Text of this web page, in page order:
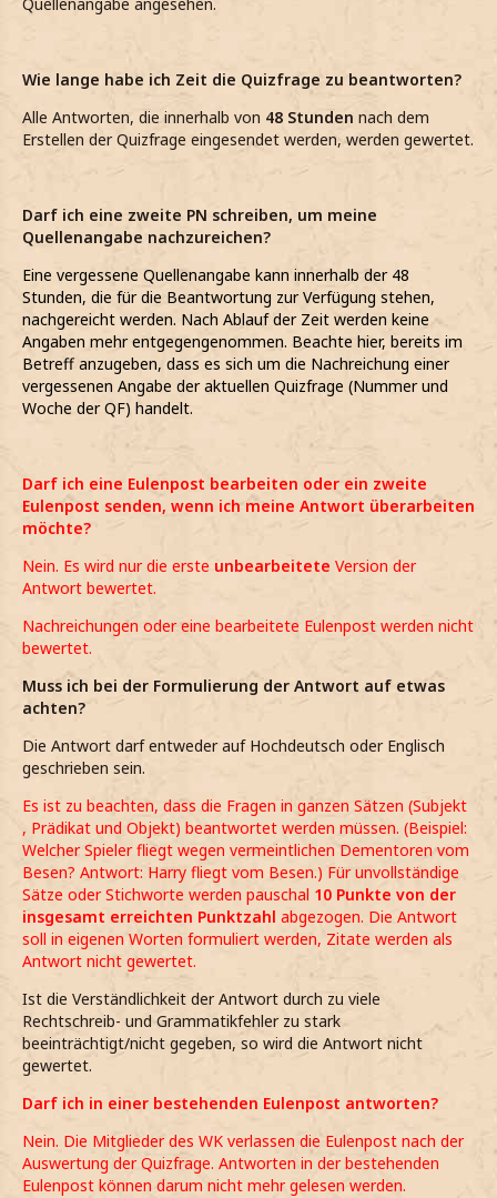
Quellenangabe angesehen.
Wie lange habe ich Zeit die Quizfrage zu beantworten?
Alle Antworten, die innerhalb von 48 Stunden nach dem
Erstellen der Quizfrage eingesendet werden, werden gewertet.
Darf ich eine zweite PN schreiben, um meine
Quellenangabe nachzureichen?
Eine vergessene Quellenangabe kann innerhalb der 48
Stunden, die für die Beantwortung zur Verfügung stehen,
nachgereicht werden. Nach Ablauf der Zeit werden keine
Angaben mehr entgegengenommen. Beachte hier, bereits im
Betreff anzugeben, dass es sich um die Nachreichung einer
vergessenen Angabe der aktuellen Quizfrage (Nummer und
Woche der QF) handelt.
Darf ich eine Eulenpost bearbeiten oder ein zweite
Eulenpost senden, wenn ich meine Antwort überarbeiten
möchte?
Nein. Es wird nur die erste unbearbeitete Version der
Antwort bewertet.
Nachreichungen oder eine bearbeitete Eulenpost werden nicht
bewertet.
Muss ich bei der Formulierung der Antwort auf etwas
achten?
Die Antwort darf entweder auf Hochdeutsch oder Englisch
geschrieben sein.
Es ist zu beachten, dass die Fragen in ganzen Sätzen (Subjekt
, Prädikat und Objekt) beantwortet werden müssen. (Beispiel:
Welcher Spieler fliegt wegen vermeintlichen Dementoren vom
Besen? Antwort: Harry fliegt vom Besen.) Für unvollständige
Sätze oder Stichworte werden pauschal 10 Punkte von der
insgesamt erreichten Punktzahl abgezogen. Die Antwort
soll in eigenen Worten formuliert werden, Zitate werden als
Antwort nicht gewertet.
Ist die Verständlichkeit der Antwort durch zu viele
Rechtschreib- und Grammatikfehler zu stark
beeinträchtigt/nicht gegeben, so wird die Antwort nicht
gewertet.
Darf ich in einer bestehenden Eulenpost antworten?
Nein. Die Mitglieder des WK verlassen die Eulenpost nach der
Auswertung der Quizfrage. Antworten in der bestehenden
Eulenpost können darum nicht mehr gelesen werden.